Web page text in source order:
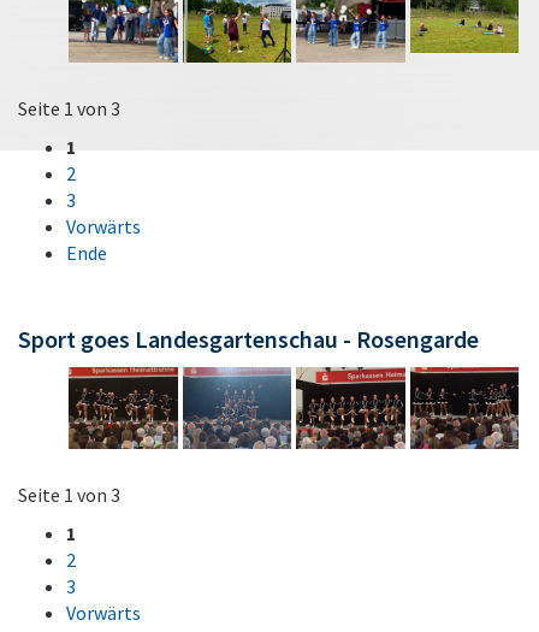
Seite 1 von 3
1
2
3
Vorwärts
Ende
Sport goes Landesgartenschau - Rosengarde
Seite 1 von 3
1
2
3
Vorwärts